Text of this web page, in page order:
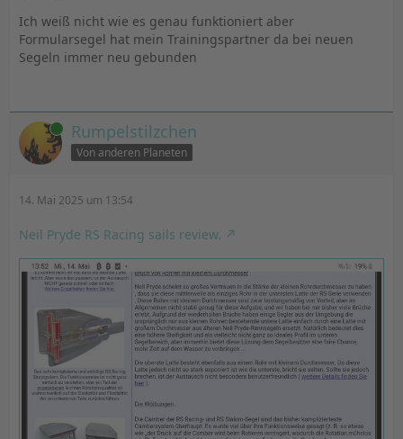
Ich weiß nicht wie es genau funktioniert aber
Formularsegel hat mein Trainingspartner da bei neuen
Segeln immer neu gebunden
Online Rumpelstilzchen
Von anderen Planeten
14. Mai 2025 um 13:54
Neil Pryde RS Racing sails review.